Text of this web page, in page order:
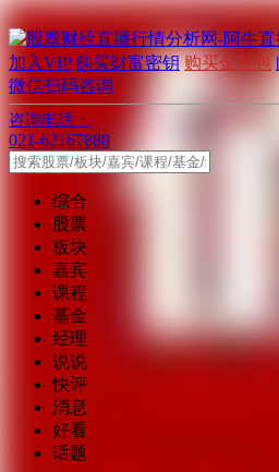
加入VIP 购买财富密钥 购买金股包
微信扫码咨询
咨询电话：
021-62167888
综合
股票
板块
嘉宾
课程
基金
经理
说说
快评
消息
好看
话题